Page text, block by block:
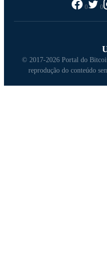
0 0
© 2017-2026 Portal do
reprodução do conteúdo